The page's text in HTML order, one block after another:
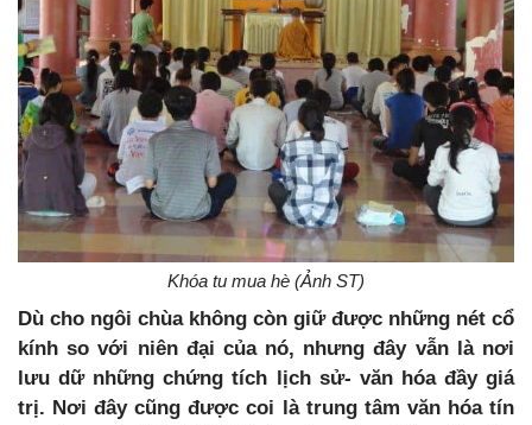
Khóa tu mua hè (Ảnh ST)
Dù cho ngôi chùa không còn giữ được những nét cổ
kính so với niên đại của nó, nhưng đây vẫn là nơi
lưu dữ những chứng tích lịch sử- văn hóa đầy giá
trị. Nơi đây cũng được coi là trung tâm văn hóa tín